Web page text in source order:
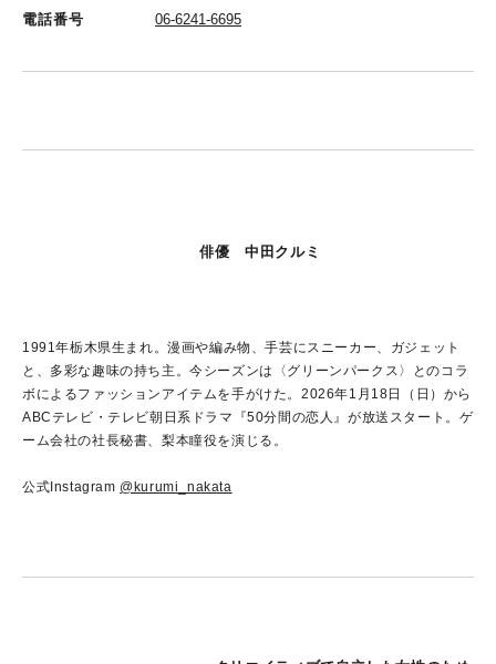
電話番号 06-6241-6695
俳優 中田クルミ
1991年栃木県生まれ。漫画や編み物、手芸にスニーカー、ガジェット
と、多彩な趣味の持ち主。今シーズンは〈グリーンパークス〉とのコラ
ボによるファッションアイテムを手がけた。2026年1月18日（日）から
ABCテレビ・テレビ朝日系ドラマ『50分間の恋人』が放送スタート。ゲ
ーム会社の社長秘書、梨本瞳役を演じる。
公式Instagram @kurumi_nakata